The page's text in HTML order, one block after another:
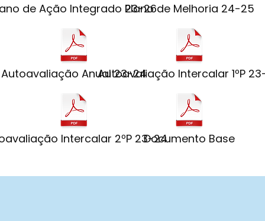
de Ação Integrado 23-26Plano de Melhoria 24-25
Autoavaliação Anual 23-24Autoavaliação Intercalar 1ºP
Intercalar 2ºP 23-24Documento Base